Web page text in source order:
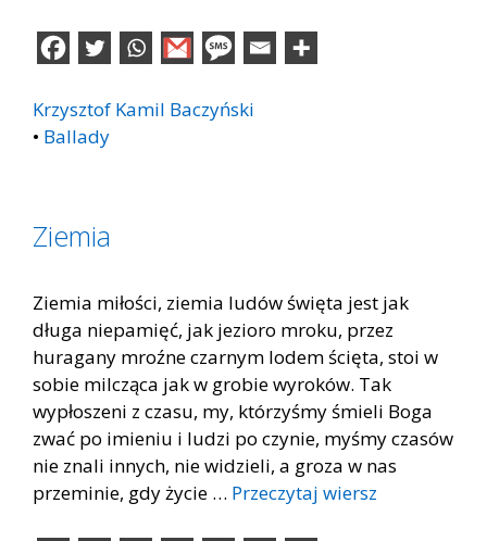
Krzysztof Kamil Baczyński
• Ballady
Ziemia
Ziemia miłości, ziemia ludów święta jest jak
długa niepamięć, jak jezioro mroku, przez
huragany mroźne czarnym lodem ścięta, stoi w
sobie milcząca jak w grobie wyroków. Tak
wypłoszeni z czasu, my, którzyśmy śmieli Boga
zwać po imieniu i ludzi po czynie, myśmy czasów
nie znali innych, nie widzieli, a groza w nas
przeminie, gdy życie … Przeczytaj wiersz